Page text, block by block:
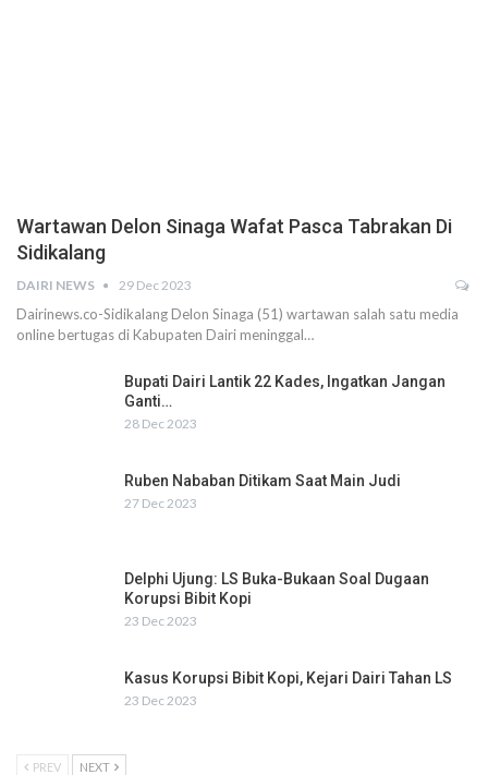
Wartawan Delon Sinaga Wafat Pasca Tabrakan Di
Sidikalang
DAIRI NEWS 29 Dec 2023
Dairinews.co-Sidikalang Delon Sinaga (51) wartawan salah satu media
online bertugas di Kabupaten Dairi meninggal…
Bupati Dairi Lantik 22 Kades, Ingatkan Jangan
Ganti…
28 Dec 2023
Ruben Nababan Ditikam Saat Main Judi
27 Dec 2023
Delphi Ujung: LS Buka-Bukaan Soal Dugaan
Korupsi Bibit Kopi
23 Dec 2023
Kasus Korupsi Bibit Kopi, Kejari Dairi Tahan LS
23 Dec 2023
PREV NEXT